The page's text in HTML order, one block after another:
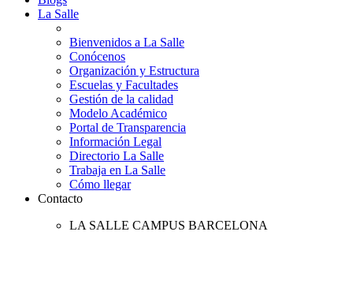
La Salle
Bienvenidos a La Salle
Conócenos
Organización y Estructura
Escuelas y Facultades
Gestión de la calidad
Modelo Académico
Portal de Transparencia
Información Legal
Directorio La Salle
Trabaja en La Salle
Cómo llegar
Contacto
LA SALLE CAMPUS BARCELONA